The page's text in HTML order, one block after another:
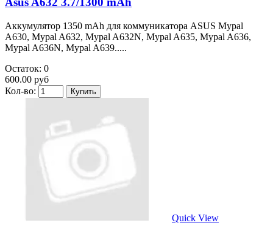
Аккумулятор 1350 mAh для коммуникатора ASUS Mypal
A630, Mypal A632, Mypal A632N, Mypal A635, Mypal A636,
Mypal A636N, Mypal A639.....
Остаток: 0
600.00 руб
Кол-во:
Quick View